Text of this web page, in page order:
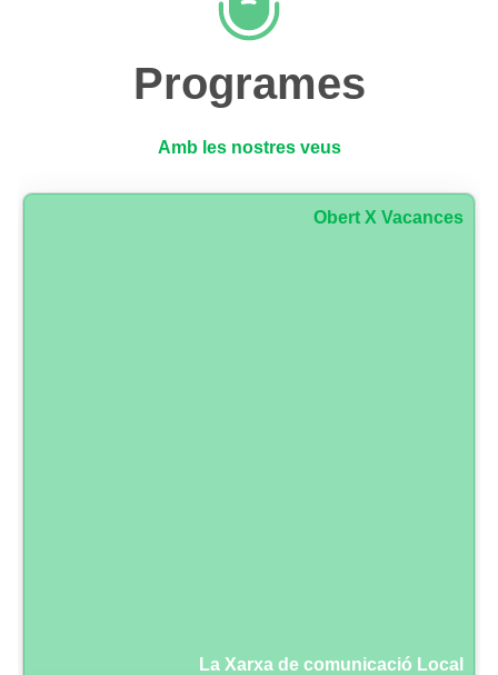
Programes
Amb les nostres veus
Obert X Vacances
La Xarxa de comunicació Local